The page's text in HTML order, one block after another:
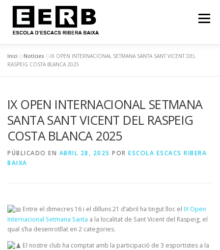
Menú
INICI FILOSOFIA
CURS 2025-2026: HORARI! EERB EN IMATGES
CONTACTE
Inici »Notícies »IX OPEN INTERNACIONAL SETMANA SANTA SANT VICENT DEL
RASPEIG COSTA BLANCA 2025
IX OPEN INTERNACIONAL SETMANA
SANTA SANT VICENT DEL RASPEIG
COSTA BLANCA 2025
PÚBLICADO EN ABRIL 28, 2025 POR ESCOLA ESCACS RIBERA
BAIXA
Entre el dimecres 16 i el dilluns 21 d’abril ha tingut lloc el IX Open
Internacional Setmana Santa a la localitat de Sant Vicent del Raspeig, el
qual s’ha desenrotllat en 2 categories.
El nostre club ha comptat amb la participació de 3 esportistes a la